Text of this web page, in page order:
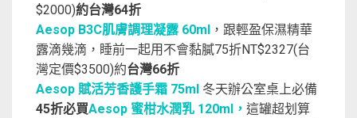
$2000)約台灣64折
Aesop B3C肌膚調理凝露 60ml ，跟輕盈保濕精華
露滴幾滴，睡前一起用不會黏膩75折NT$2327(台
灣定價$3500)約台灣66折
Aesop 賦活芳香護手霜 75ml 冬天辦公室桌上必備
45折必買Aesop 蜜柑水潤乳 120ml， 這罐超划算